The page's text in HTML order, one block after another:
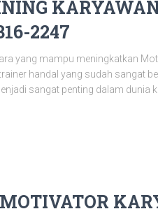
2247
yang mampu meningkatkan
handal yang sudah sangat
sangat penting dalam dunia